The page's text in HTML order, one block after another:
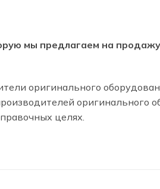
мы предлагаем на
оригинального
оригинального
целях.